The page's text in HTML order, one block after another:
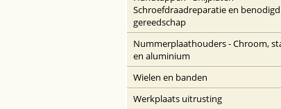
Schroefdraadreparatie en benodigd
gereedschap
Nummerplaathouders - Chroom,
en aluminium
Wielen en banden
Werkplaats uitrusting